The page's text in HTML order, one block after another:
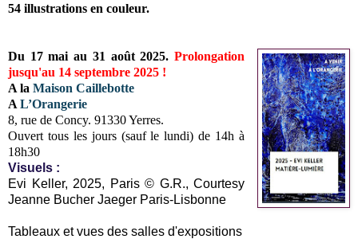
54 illustrations en couleur.
Du 17 mai au 31 août 2025. Prolongation
jusqu'au 14 septembre 2025 !
A la Maison Caillebotte
A L’Orangerie
8, rue de Concy. 91330 Yerres.
Ouvert tous les jours (sauf le lundi) de 14h à
18h30
Visuels :
Evi Keller, 2025, Paris © G.R., Courtesy
Jeanne Bucher Jaeger Paris-Lisbonne
Tableaux et vues des salles d'expositions